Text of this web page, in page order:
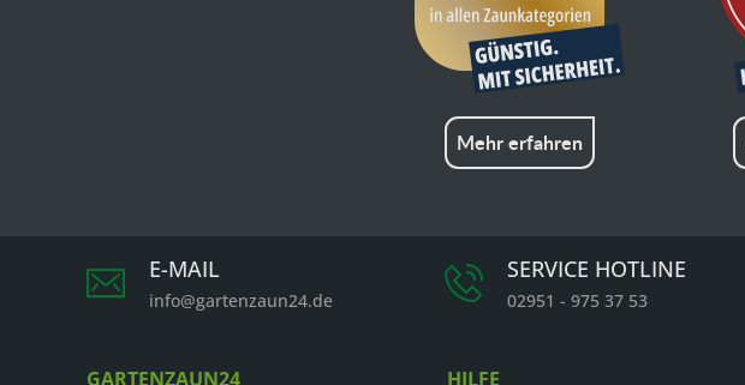
Mehr erfahren
E-MAIL
info@gartenzaun24.de
SERVICE HOTLINE
02951 - 975 37 53
GARTENZAUN24 HILFE